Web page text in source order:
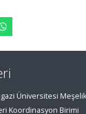
Üniversitesi
Koordinasyon Birimi